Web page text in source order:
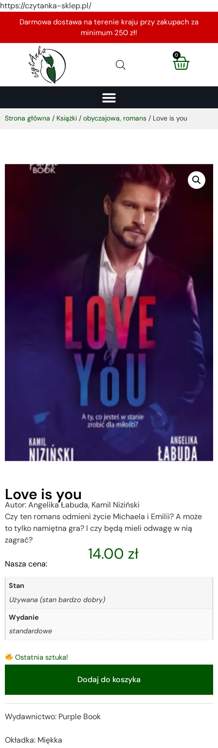
https://czytanka-sklep.pl/
Darmowa dostawa na terenie kraju przy zakupach za
minimum 250 zł!
0
Strona główna / Książki / obyczajowa, romans / Love is you
Love is you
Autor: Angelika Łabuda, Kamil Niziński
Czy ten romans odmieni życie Michaela i Emilii? A może
to tylko namiętna gra? I czy będą mieli odwagę w nią
zagrać?
Nasza cena:
14.00 zł
Stan
Używana (stan bardzo dobry)
Wydanie
standardowe
Ostatnia sztuka!
Dodaj do koszyka
Wydawnictwo: Purple Book
Okładka: Miękka